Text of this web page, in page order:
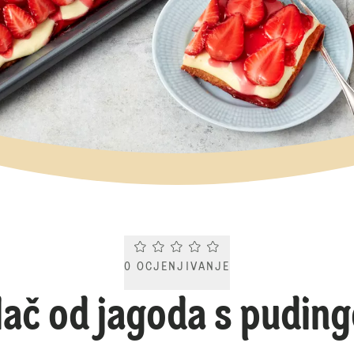
Current rating 0.0. Click to rate.
0 OCJENJIVANJE
od jagoda s